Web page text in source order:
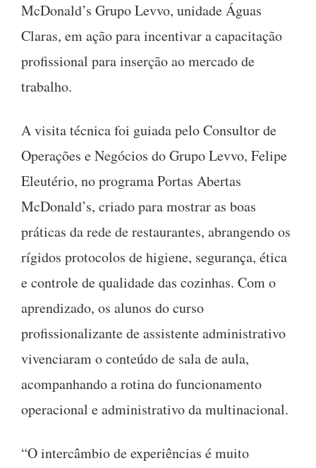
McDonald’s Grupo Levvo, unidade Águas
Claras, em ação para incentivar a capacitação
profissional para inserção ao mercado de
trabalho.
A visita técnica foi guiada pelo Consultor de
Operações e Negócios do Grupo Levvo, Felipe
Eleutério, no programa Portas Abertas
McDonald’s, criado para mostrar as boas
práticas da rede de restaurantes, abrangendo os
rígidos protocolos de higiene, segurança, ética
e controle de qualidade das cozinhas. Com o
aprendizado, os alunos do curso
profissionalizante de assistente administrativo
vivenciaram o conteúdo de sala de aula,
acompanhando a rotina do funcionamento
operacional e administrativo da multinacional.
“O intercâmbio de experiências é muito